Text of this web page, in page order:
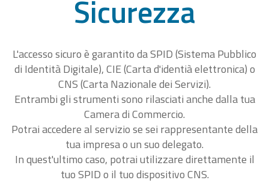
Sicurezza
L'accesso sicuro è garantito da SPID (Sistema Pubblico
di Identità Digitale), CIE (Carta d'identià elettronica) o
CNS (Carta Nazionale dei Servizi).
Entrambi gli strumenti sono rilasciati anche dalla tua
Camera di Commercio.
Potrai accedere al servizio se sei rappresentante della
tua impresa o un suo delegato.
In quest'ultimo caso, potrai utilizzare direttamente il
tuo SPID o il tuo dispositivo CNS.